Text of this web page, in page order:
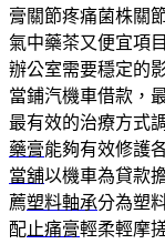
膏關節疼痛菌株關
氣中藥茶又便宜項
辦公室需要穩定的
當鋪汽機車借款，
最有效的治療方式
藥膏能夠有效修護
當舖以機車為貸款
薦塑料軸承分為塑
配止痛膏輕柔輕摩